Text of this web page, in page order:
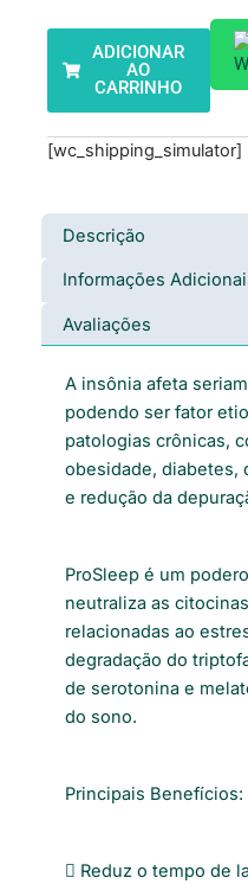
Era:
R$
ADICIONAR
AO
CARRINHO
[wc_shipping_simulator]
Descrição
Informações
Avaliações
A insônia afeta
podendo ser fator
patologias crônicas,
obesidade, diabetes,
e redução da
ProSleep é um
neutraliza as
relacionadas ao
degradação do
de serotonina e
do sono.
Principais Benefícios:
 Reduz o tempo de